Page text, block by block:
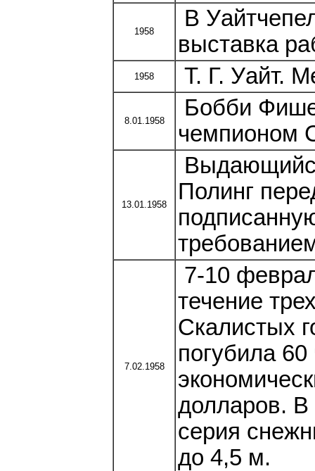
1958
В
выставка
1958 Т. Г. Уайт.
8.01.1958
Бобби
чемпионом
13.01.1958
Полинг
7.02.1958
7-10
течение
Скалистых
погубила
долларов.
серия
до 4,5 м.